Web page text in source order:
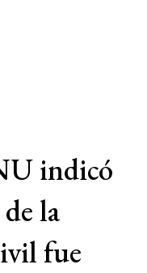
indicó
la
fue